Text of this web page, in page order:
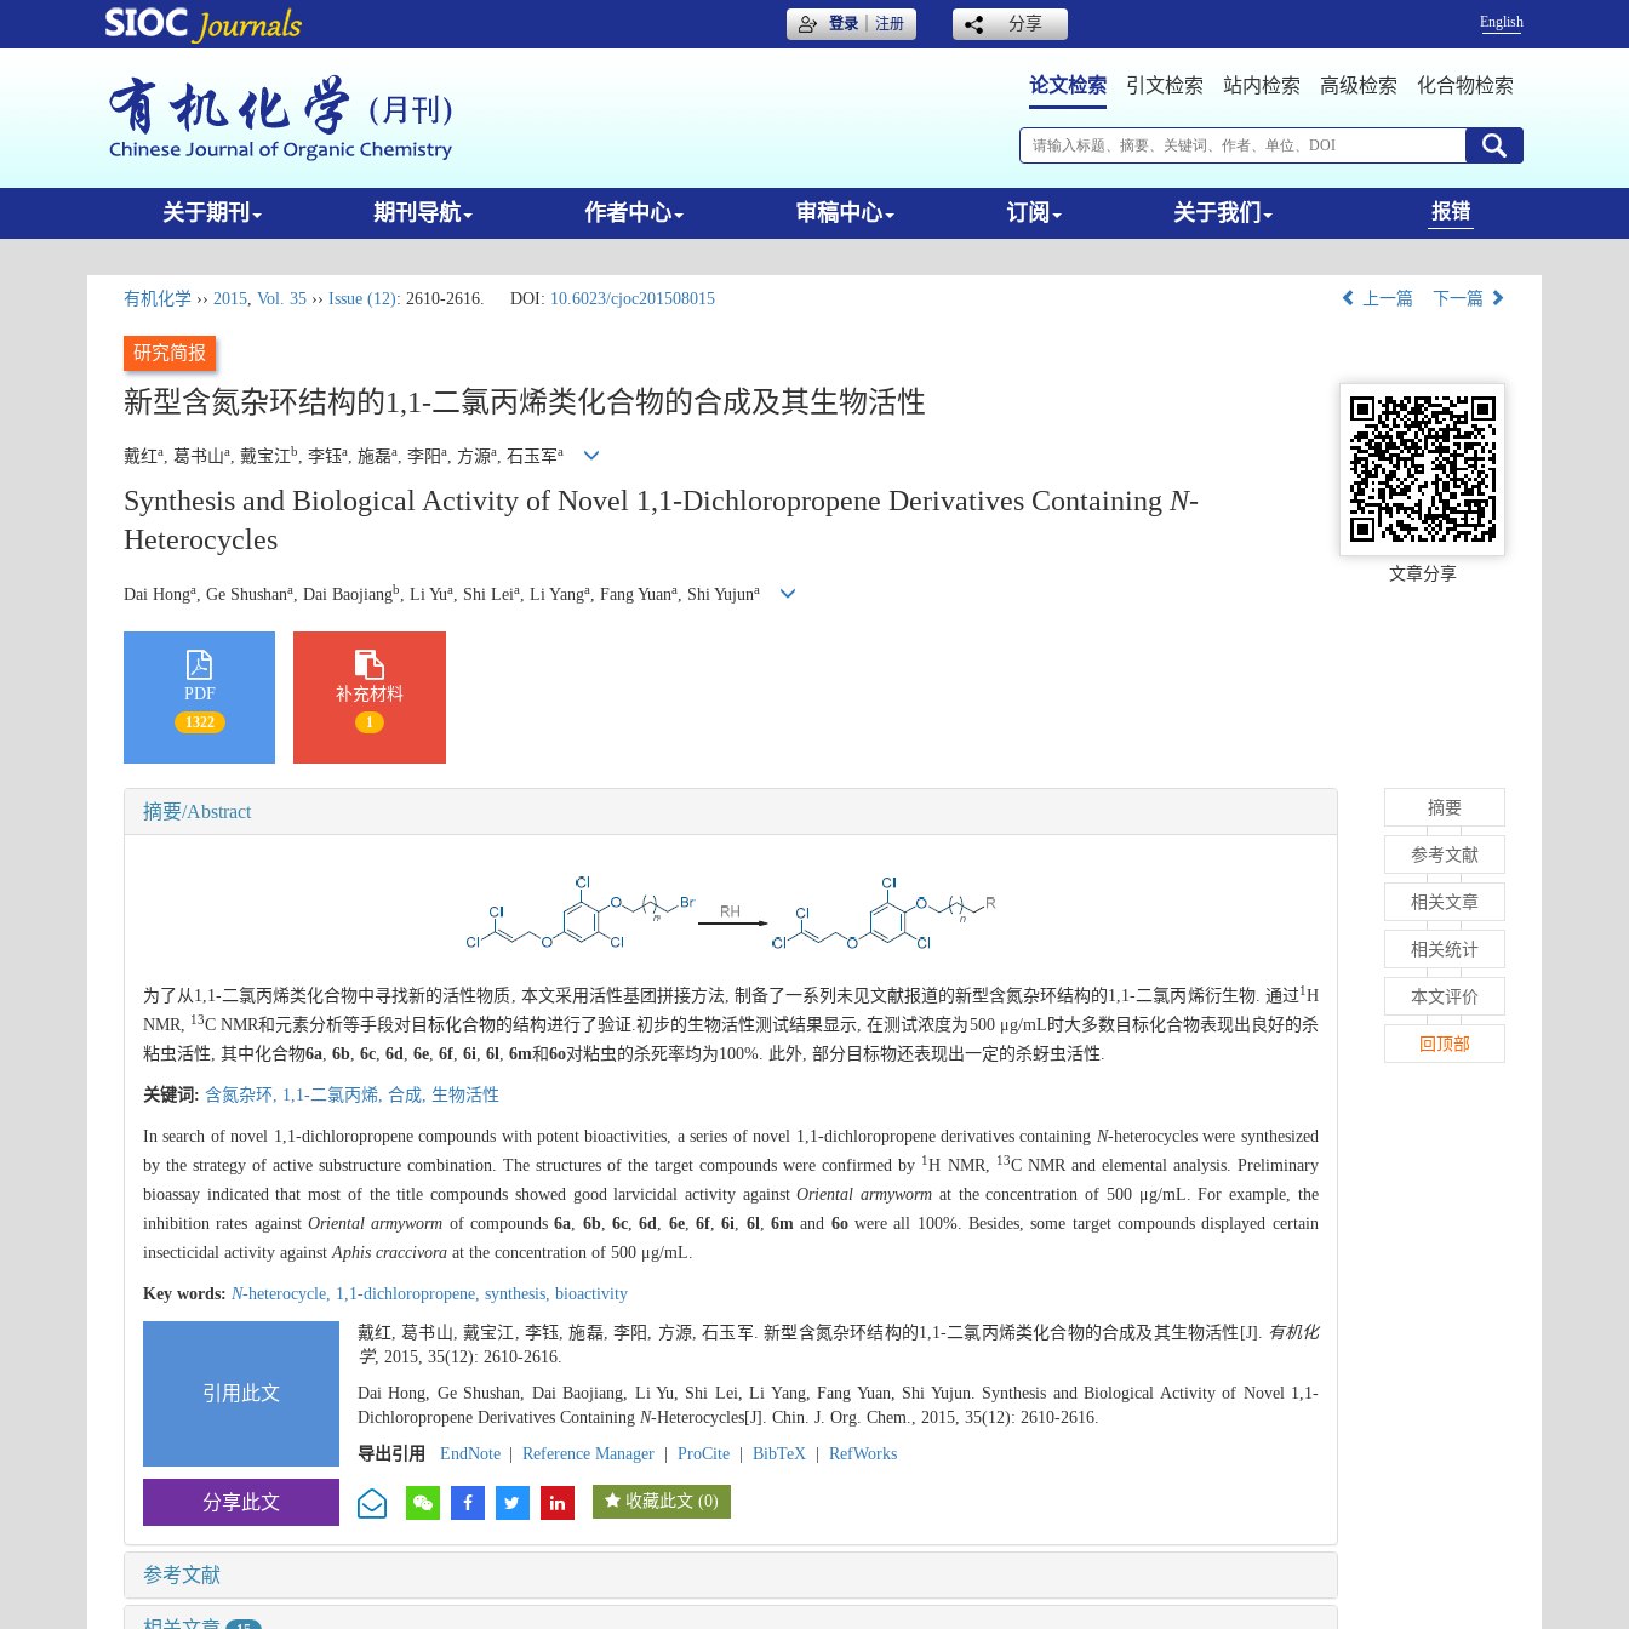
登录｜注册 分享 English
论文检索 引文检索 站内检索 高级检索 化合物检索
关于期刊 期刊导航 作者中心 审稿中心 订阅 关于我们 报错
有机化学 ›› 2015, Vol. 35 ›› Issue (12): 2610-2616. DOI: 10.6023/cjoc201508015 上一篇 下一篇
研究简报
新型含氮杂环结构的1,1-二氯丙烯类化合物的合成及其生物活性
戴红a, 葛书山a, 戴宝江b, 李钰a, 施磊a, 李阳a, 方源a, 石玉军a
Synthesis and Biological Activity of Novel 1,1-Dichloropropene Derivatives Containing N-
Heterocycles
Dai Honga , Ge Shushana , Dai Baojiangb , Li Yua , Shi Leia , Li Yanga , Fang Yuana , Shi Yujuna
文章分享
PDF
1322
补充材料
1
摘要/Abstract
为了从1,1-二氯丙烯类化合物中寻找新的活性物质, 本文采用活性基团拼接方法, 制备了一系列未见文献报道的新型含氮杂环结构的1,1-二氯丙烯衍生物. 通过1 H
NMR,
13C NMR和元素分析等手段对目标化合物的结构进行了验证.初步的生物活性测试结果显示, 在测试浓度为500 μg/mL时大多数目标化合物表现出良好的杀
粘虫活性, 其中化合物6a 6b 6c 6d 6e 6f 6i 6l 6m和6o对粘虫的杀死率均为100%. 此外, 部分目标物还表现出一定的杀蚜虫活性.
关键词: 含氮杂环, 1,1-二氯丙烯, 合成, 生物活性
In search of novel 1,1-dichloropropene compounds with potent bioactivities, a series of novel 1,1-dichloropropene derivatives containing N-heterocycles were synthesized
by the strategy of active substructure combination. The structures of the target compounds were confirmed by 1H NMR, 13C NMR and elemental analysis. Preliminary
bioassay indicated that most of the title compounds showed good larvicidal activity againstOriental armyworm at the concentration of 500 μg/mL. For example, the
inhibition rates againstOriental armyworm of compounds6a 6b,6c ,6d 6e,6f ,6i 6l ,6m and 6owere all 100%. Besides, some target compounds displayed certain
insecticidal activity against Aphis craccivora at the concentration of 500 μg/mL.
Key words: N-heterocycle, 1,1-dichloropropene, synthesis, bioactivity
引用此文
戴红, 葛书山, 戴宝江, 李钰, 施磊, 李阳, 方源, 石玉军. 新型含氮杂环结构的1,1-二氯丙烯类化合物的合成及其生物活性[J]. 有机化
学, 2015, 35(12): 2610-2616.
Dai Hong, Ge Shushan, Dai Baojiang, Li Yu, Shi Lei, Li Yang, Fang Yuan, Shi Yujun. Synthesis and Biological Activity of Novel 1,1-
Dichloropropene Derivatives Containing N-Heterocycles[J]. Chin. J. Org. Chem., 2015, 35(12): 2610-2616.
导出引用
EndNote Reference Manager ProCite BibTeX RefWorks
分享此文 收藏此文 (0)
参考文献
摘要
参考文献
相关文章
相关统计
本文评价
回顶部